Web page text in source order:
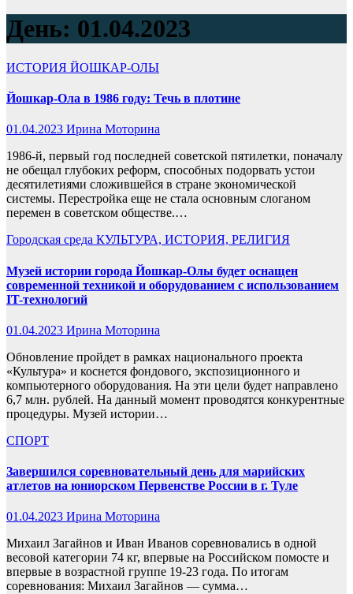
День: 01.04.2023
ИСТОРИЯ ЙОШКАР-ОЛЫ
Йошкар-Ола в 1986 году: Течь в плотине
01.04.2023 Ирина Моторина
1986-й, первый год последней советской пятилетки, поначалу
не обещал глубоких реформ, способных подорвать устои
десятилетиями сложившейся в стране экономической
системы. Перестройка еще не стала основным слоганом
перемен в советском обществе.…
Городская среда КУЛЬТУРА, ИСТОРИЯ, РЕЛИГИЯ
Музей истории города Йошкар-Олы будет оснащен
современной техникой и оборудованием с использованием
IT-технологий
01.04.2023 Ирина Моторина
Обновление пройдет в рамках национального проекта
«Культура» и коснется фондового, экспозиционного и
компьютерного оборудования. На эти цели будет направлено
6,7 млн. рублей. На данный момент проводятся конкурентные
процедуры. Музей истории…
СПОРТ
Завершился соревновательный день для марийских
атлетов на юниорском Первенстве России в г. Туле
01.04.2023 Ирина Моторина
Михаил Загайнов и Иван Иванов соревновались в одной
весовой категории 74 кг, впервые на Российском помосте и
впервые в возрастной группе 19-23 года. По итогам
соревнования: Михаил Загайнов — сумма…